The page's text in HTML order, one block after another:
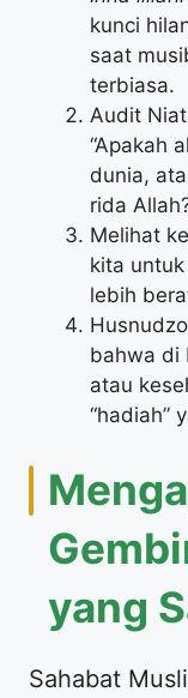
kunci
saat
terbiasa.
Audit
“Apakah
dunia,
rida
Melihat
kita
lebih
bahwa di
atau
“hadiah”
yang
Sahabat